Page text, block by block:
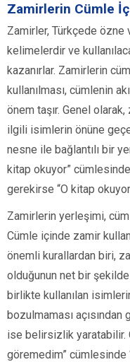
Zamirlerin Cümle
Zamirler, Türkçede
kelimelerdir ve
kazanırlar. Zamirlerin
kullanılması, cümlenin
önem taşır. Genel
ilgili isimlerin önüne
nesne ile bağlantılı bir
kitap okuyor”
gerekirse “O kitap
Zamirlerin yerleşimi,
Cümle içinde zamir
önemli kurallardan biri,
olduğunun net bir şekilde
birlikte kullanılan
bozulmaması açısından
ise belirsizlik yaratabilir.
göremedim” cümlesinde